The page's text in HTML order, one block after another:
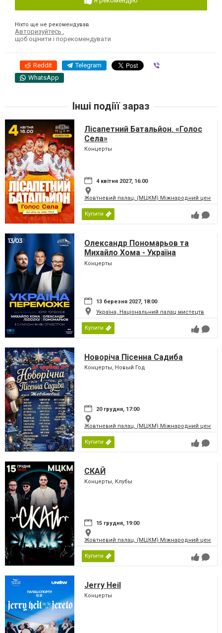
Ніхто ще не рекомендував
Авторизуйтесь ,
щоб оцінити і порекомендувати
Reddit Telegram
WhatsApp
Інші подіїї зараз
Лісапетний Батальйон. «Голос
Села»
Концерты
4 квітня 2027, 16:00
Жовтневий палац, (МЦКМ) Міжнародний центр
Купити
Олександр Пономарьов та
Михайло Хома - Україна
Переможе!
Концерты
13 березня 2027, 18:00
Україна, Національний палац мистецтв
Купити
Новоріча Пісенна Садиба
Концерты, Новый Год
20 грудня, 17:00
Жовтневий палац, (МЦКМ) Міжнародний центр
Купити
СКАЙ
Концерты, Клубы
15 грудня, 19:00
Жовтневий палац, (МЦКМ) Міжнародний центр
Купити
Jerry Heil
Концерты